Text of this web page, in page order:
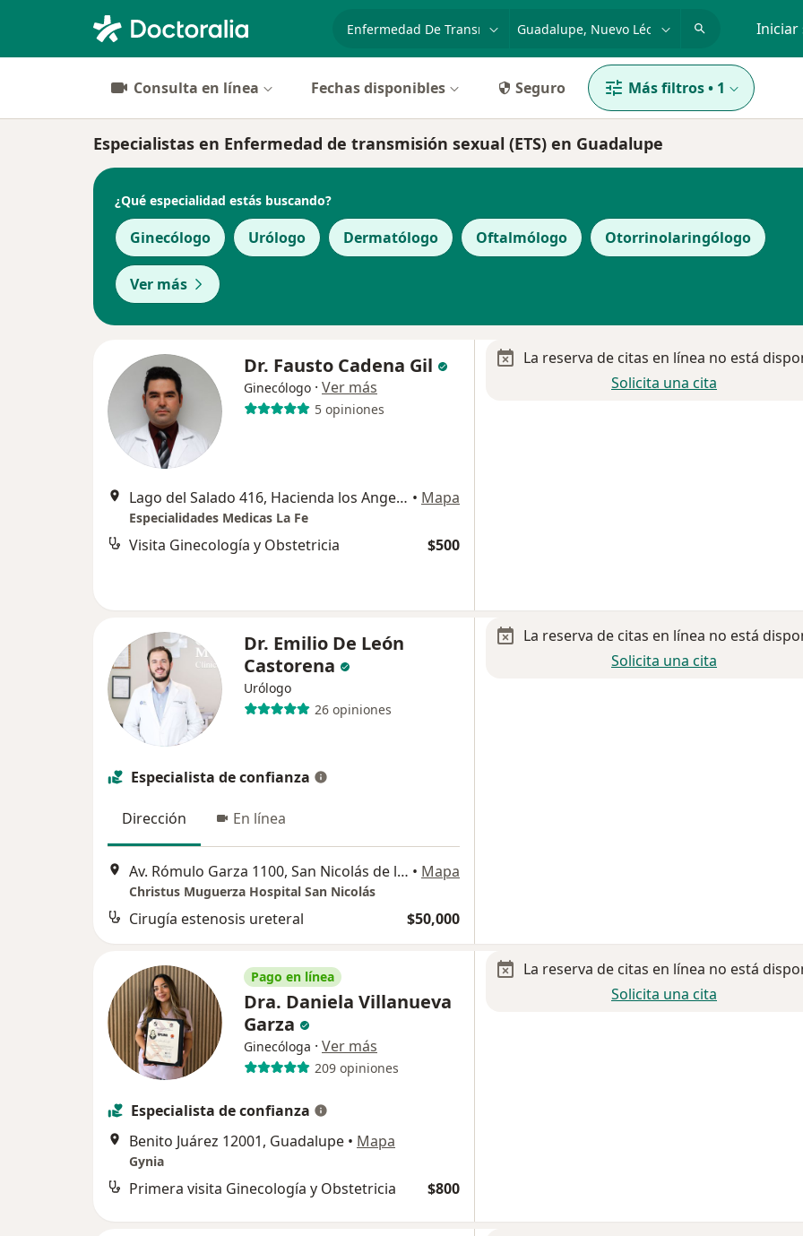
Iniciar
Consulta en línea Fechas disponibles Seguro Más filtros• 1
Especialistas en Enfermedad de transmisión sexual (ETS) en Guadalupe
¿Qué especialidad estás buscando?
Ginecólogo Urólogo Dermatólogo Oftalmólogo Otorrinolaringólogo
Ver más
Dr. Fausto Cadena Gil
Ginecólogo · Ver más
5 opiniones
Lago del Salado 416, Hacienda los Angeles, San Nicolás de los Garza • Mapa
Especialidades Medicas La Fe
Visita Ginecología y Obstetricia $500
La reserva de citas en línea no está
Solicita una cita
Dr. Emilio De León
Castorena
Urólogo
26 opiniones
Especialista de confianza
Dirección En línea
Av. Rómulo Garza 1100, San Nicolás de los Garza • Mapa
Christus Muguerza Hospital San Nicolás
Cirugía estenosis ureteral $50,000
La reserva de citas en línea no está
Solicita una cita
Pago en línea
Dra. Daniela Villanueva
Garza
Ginecóloga · Ver más
209 opiniones
Especialista de confianza
Benito Juárez 12001, Guadalupe • Mapa
Gynia
Primera visita Ginecología y Obstetricia $800
La reserva de citas en línea no está
Solicita una cita